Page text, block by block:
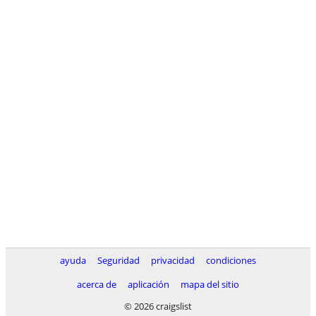
ayuda Seguridad privacidad
condiciones
acerca de
aplicación
mapa del sitio
© 2026 craigslist